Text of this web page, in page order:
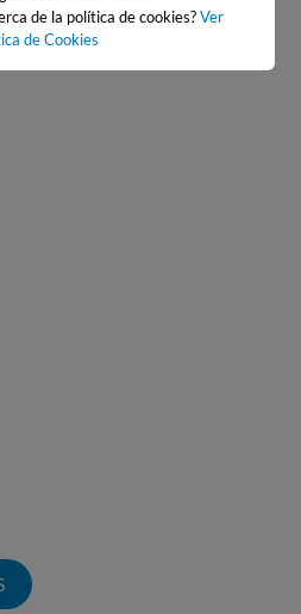
de la política de cookies?Ver
de Cookies